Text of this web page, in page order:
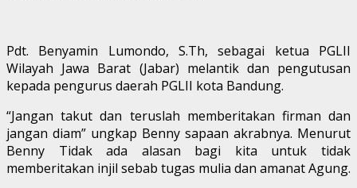
Pdt. Benyamin Lumondo, S.Th, sebagai ketua PGLII
Wilayah Jawa Barat (Jabar) melantik dan pengutusan
kepada pengurus daerah PGLII kota Bandung.
“Jangan takut dan teruslah memberitakan firman dan
jangan diam” ungkap Benny sapaan akrabnya. Menurut
Benny Tidak ada alasan bagi kita untuk tidak
memberitakan injil sebab tugas mulia dan amanat Agung.